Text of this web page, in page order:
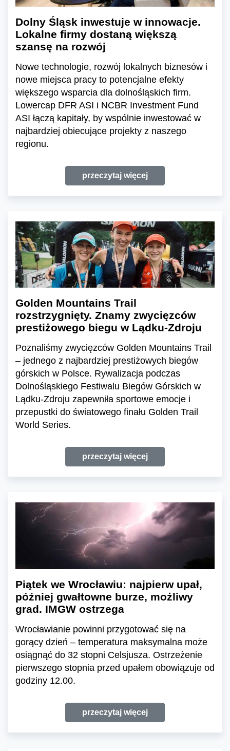
Dolny Śląsk inwestuje w innowacje.
Lokalne firmy dostaną większą
szansę na rozwój
Nowe technologie, rozwój lokalnych biznesów i
nowe miejsca pracy to potencjalne efekty
większego wsparcia dla dolnośląskich firm.
Lowercap DFR ASI i NCBR Investment Fund
ASI łączą kapitały, by wspólnie inwestować w
najbardziej obiecujące projekty z naszego
regionu.
przeczytaj więcej
Golden Mountains Trail
rozstrzygnięty. Znamy zwycięzców
prestiżowego biegu w Lądku-Zdroju
Poznaliśmy zwycięzców Golden Mountains Trail
– jednego z najbardziej prestiżowych biegów
górskich w Polsce. Rywalizacja podczas
Dolnośląskiego Festiwalu Biegów Górskich w
Lądku-Zdroju zapewniła sportowe emocje i
przepustki do światowego finału Golden Trail
World Series.
przeczytaj więcej
Piątek we Wrocławiu: najpierw upał,
później gwałtowne burze, możliwy
grad. IMGW ostrzega
Wrocławianie powinni przygotować się na
gorący dzień – temperatura maksymalna może
osiągnąć do 32 stopni Celsjusza. Ostrzeżenie
pierwszego stopnia przed upałem obowiązuje od
godziny 12.00.
przeczytaj więcej